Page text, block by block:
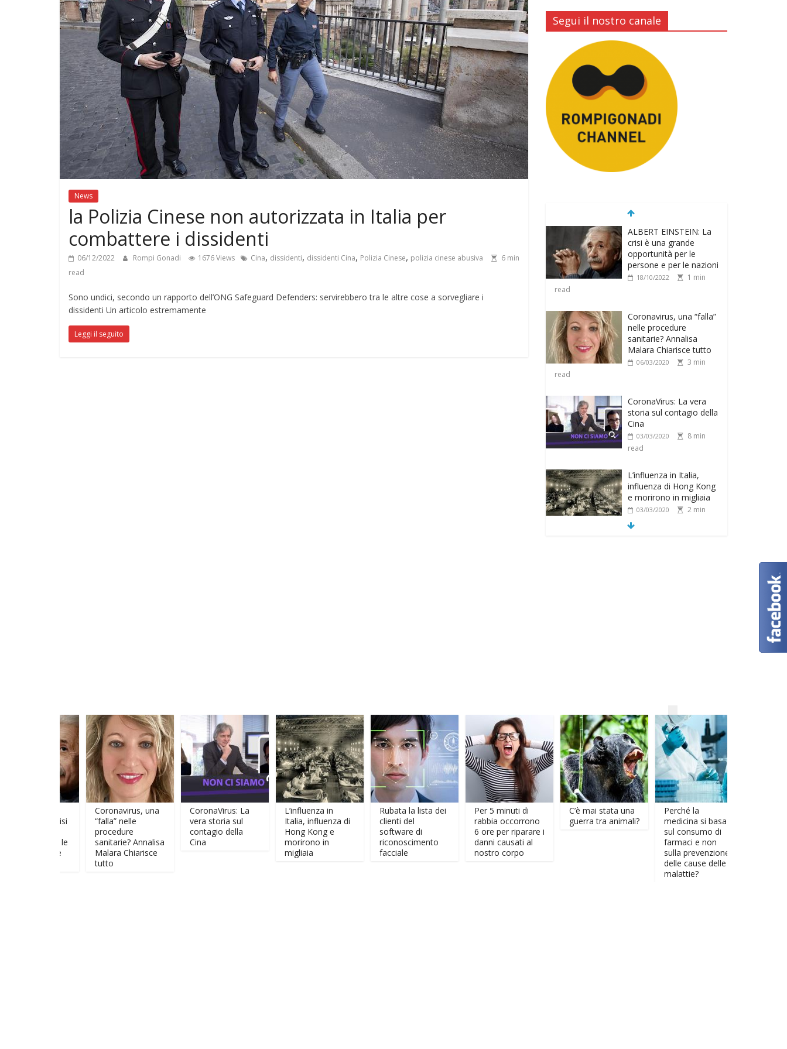
di
GONADI
News
la Polizia Cinese non autorizzata in Italia per
combattere i dissidenti
06/12/2022 Rompi Gonadi 1676 Views Cina, dissidenti, dissidenti Cina, Polizia Cinese, polizia cinese abusiva
6 min
read
Sono undici, secondo un rapporto dell’ONG Safeguard Defenders: servirebbero tra le altre cose a sorvegliare i
dissidenti Un articolo estremamente
Leggi il seguito
Segui il nostro canale
ALBERT EINSTEIN: La
crisi è una grande
opportunità per le
persone e per le nazioni
18/10/2022
1 min
read
Coronavirus, una “falla”
nelle procedure
sanitarie? Annalisa
Malara Chiarisce tutto
06/03/2020
3 min
read
CoronaVirus: La vera
storia sul contagio della
Cina
03/03/2020
8 min
read
L’influenza in Italia,
influenza di Hong Kong
e morirono in migliaia
03/03/2020
2 min
read
guerra tra animali?
17/02/2020
2 min
read
Perché la medicina si
basa sul consumo di
farmaci e non sulla
prevenzione delle cause
delle malattie?
15/02/2020 6 min read
Imam: “Ai cristiani sia
rasata la testa e
indossino cintura
Coronavirus, una
“falla” nelle
procedure
sanitarie? Annalisa
Malara Chiarisce
CoronaVirus: La
vera storia sul
contagio della
L’influenza in
Italia, influenza di
Hong Kong e
morirono in
migliaia
Rubata la lista dei
clienti del
software di
riconoscimento
facciale
Per 5 minuti di
rabbia occorrono
6 ore per riparare i
danni causati al
nostro corpo
C’è mai stata una
guerra tra animali?
Perché la
medicina si basa
sul consumo di
farmaci e non
sulla prevenzione
delle cause delle
malattie?